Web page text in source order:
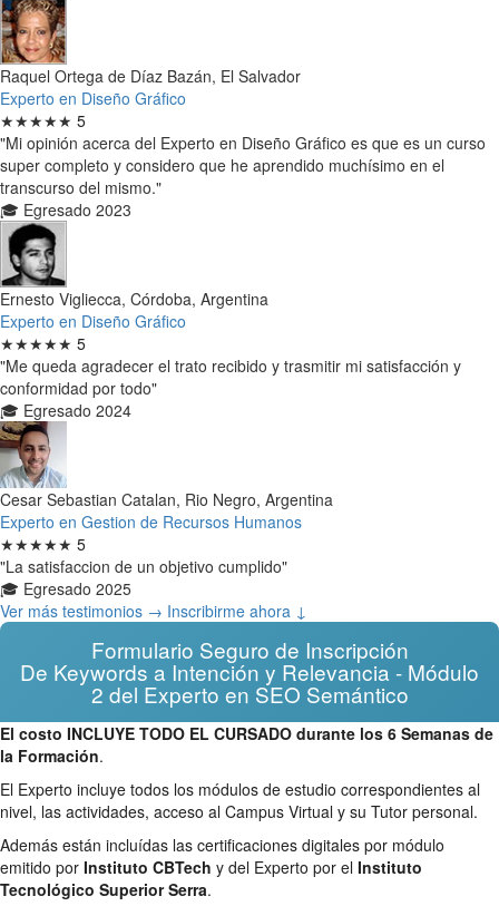
Raquel Ortega de Díaz Bazán, El Salvador
Experto en Diseño Gráfico
★★★★★ 5
"Mi opinión acerca del Experto en Diseño Gráfico es que es un curso
super completo y considero que he aprendido muchísimo en el
transcurso del mismo."
🎓 Egresado 2023
Ernesto Vigliecca, Córdoba, Argentina
Experto en Diseño Gráfico
★★★★★ 5
"Me queda agradecer el trato recibido y trasmitir mi satisfacción y
conformidad por todo"
🎓 Egresado 2024
Cesar Sebastian Catalan, Rio Negro, Argentina
Experto en Gestion de Recursos Humanos
★★★★★ 5
"La satisfaccion de un objetivo cumplido"
🎓 Egresado 2025
Ver más testimonios → Inscribirme ahora ↓
Formulario Seguro de Inscripción
De Keywords a Intención y Relevancia - Módulo
2 del Experto en SEO Semántico
El costo INCLUYE TODO EL CURSADO durante los 6 Semanas de
la Formación.
El Experto incluye todos los módulos de estudio correspondientes al
nivel, las actividades, acceso al Campus Virtual y su Tutor personal.
Además están incluídas las certificaciones digitales por módulo
emitido por Instituto CBTech y del Experto por el Instituto
Tecnológico Superior Serra.